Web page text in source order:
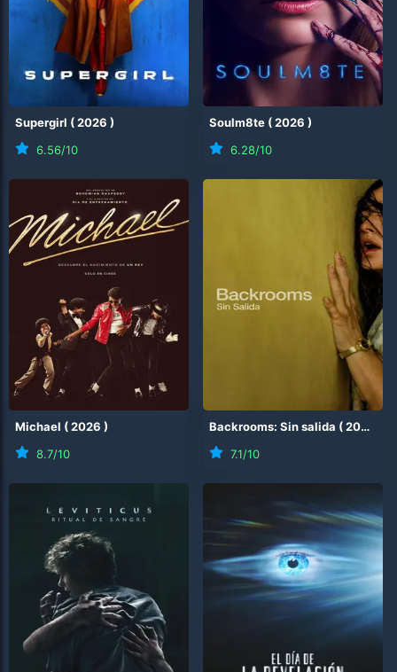
Supergirl (2026 )
6.56/10
Soulm8te (2026 )
6.28/10
Michael (2026 )
8.7/10
Backrooms: Sin salida (2026
7.1/10